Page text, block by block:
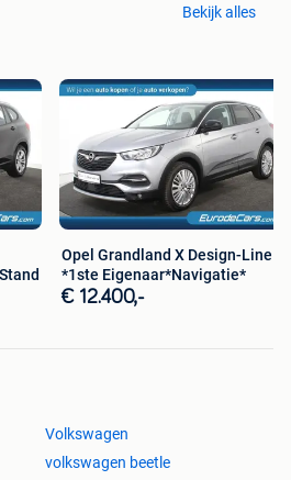
onze advertenties en
geen rechten worden
Bekijk alles
Opel Grandland X Design-Line
*1ste Eigenaar*Navigatie*
€ 12.400,-
Volkswagen
volkswagen beetle